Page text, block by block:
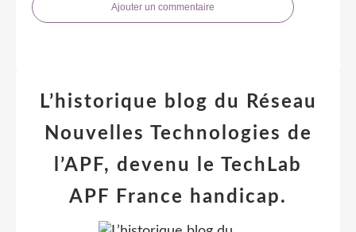
Ajouter un commentaire
L’historique blog du Réseau
Nouvelles Technologies de
l’APF, devenu le TechLab
APF France handicap.